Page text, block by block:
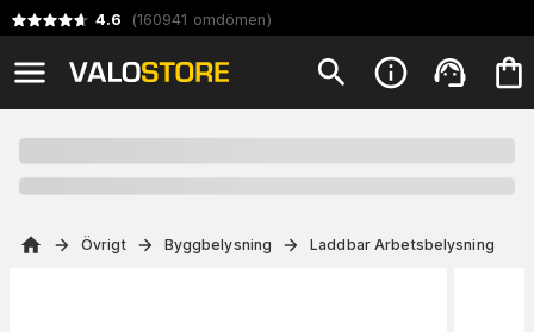
4.6 (160941 omdömen)
Övrigt Byggbelysning Laddbar Arbetsbelysning